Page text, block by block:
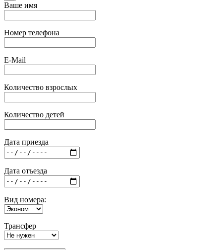
Ваше имя
Номер телефона
E-Mail
Количество взрослых
Количество детей
Дата приезда
Дата отъезда
Вид номера:
Трансфер